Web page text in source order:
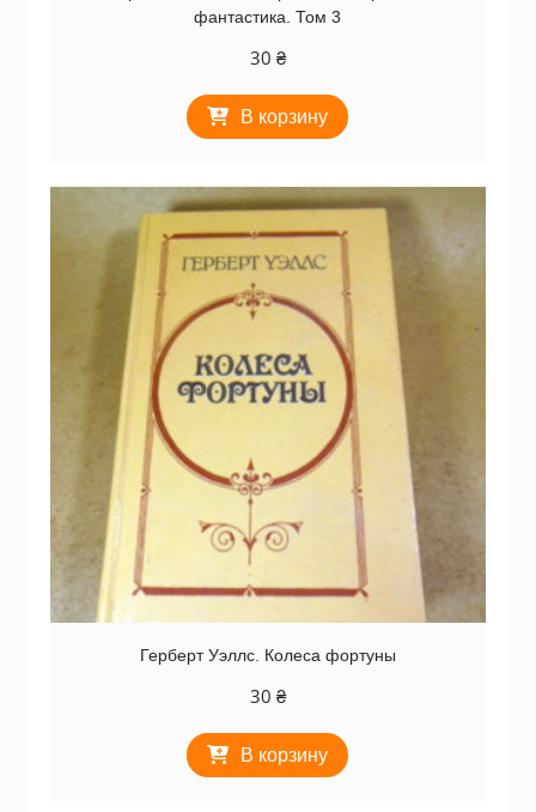
фантастика. Том 3
30 ₴
В корзину
Герберт Уэллс. Колеса фортуны
30 ₴
В корзину